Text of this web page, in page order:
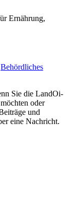
Ernährung,
Behördliches
Sie die LandOi-
oder
und
eine Nachricht.